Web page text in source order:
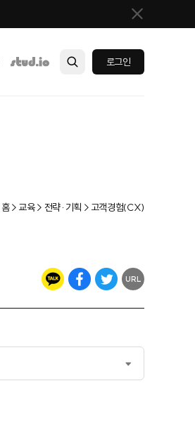
로그인
홈 > 교육 > 전략·기획 > 고객경험(CX)
URL